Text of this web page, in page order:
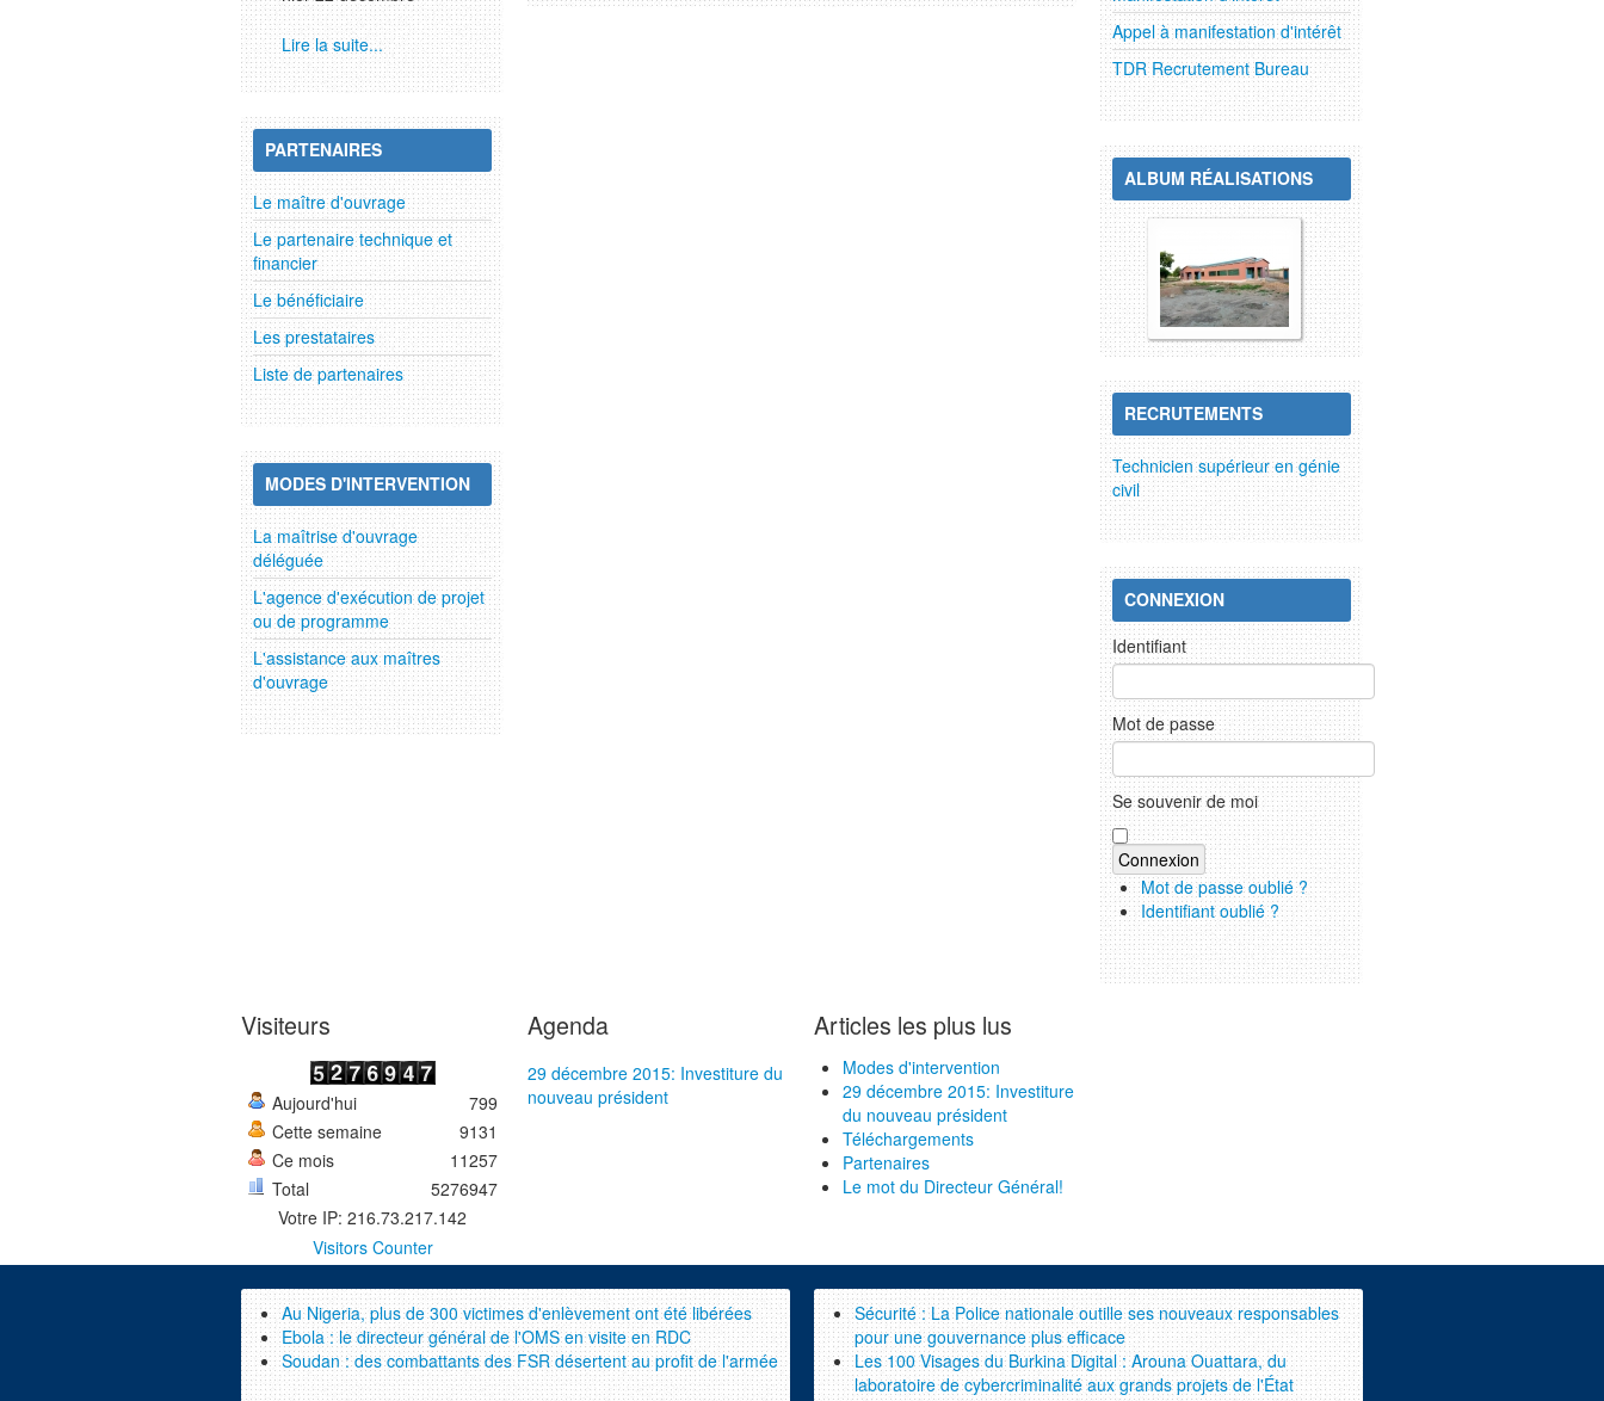
Lire la suite...
PARTENAIRES
Le maître d'ouvrage
Le partenaire technique et
financier
Le bénéficiaire
Les prestataires
Liste de partenaires
MODES D'INTERVENTION
La maîtrise d'ouvrage
déléguée
L'agence d'exécution de projet
ou de programme
L'assistance aux maîtres
d'ouvrage
Appel à manifestation d'intérêt
TDR Recrutement Bureau
ALBUM RÉALISATIONS
RECRUTEMENTS
Technicien supérieur en génie
civil
CONNEXION
Identifiant
Mot de passe
Se souvenir de moi
Mot de passe oublié ?
Identifiant oublié ?
Visiteurs
Aujourd'hui
Cette semaine
Ce mois
Total
799
9131
11257
5276947
Votre IP: 216.73.217.142
Visitors Counter
Agenda
29 décembre 2015: Investiture du
nouveau président
Articles les plus lus
Modes d'intervention
29 décembre 2015: Investiture
du nouveau président
Téléchargements
Partenaires
Le mot du Directeur Général!
Au Nigeria, plus de 300 victimes d'enlèvement ont été libérées
Ebola : le directeur général de l'OMS en visite en RDC
Soudan : des combattants des FSR désertent au profit de l'armée
Sécurité : La Police nationale outille ses nouveaux responsables
pour une gouvernance plus efficace
Les 100 Visages du Burkina Digital : Arouna Ouattara, du
laboratoire de cybercriminalité aux grands projets de l'État